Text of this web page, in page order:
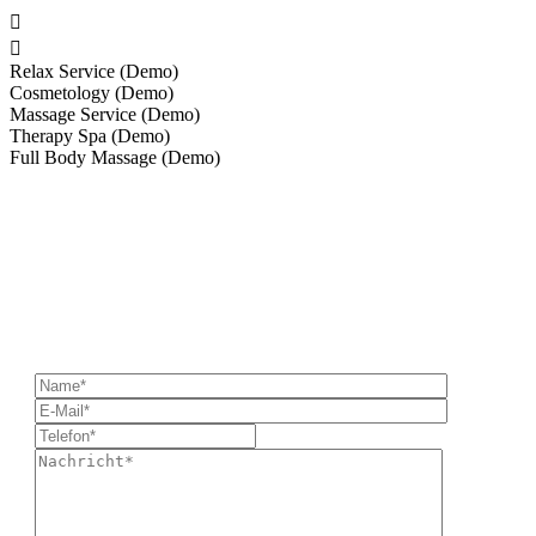


Relax Service (Demo)
Cosmetology (Demo)
Massage Service (Demo)
Therapy Spa (Demo)
Full Body Massage (Demo)